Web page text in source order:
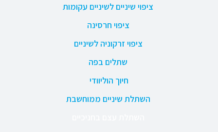
ציפוי שיניים לשיניים עקומות
ציפוי חרסינה
ציפוי זרקוניה לשיניים
שתלים בפה
חיוך הוליוודי
השתלת שיניים ממוחשבת